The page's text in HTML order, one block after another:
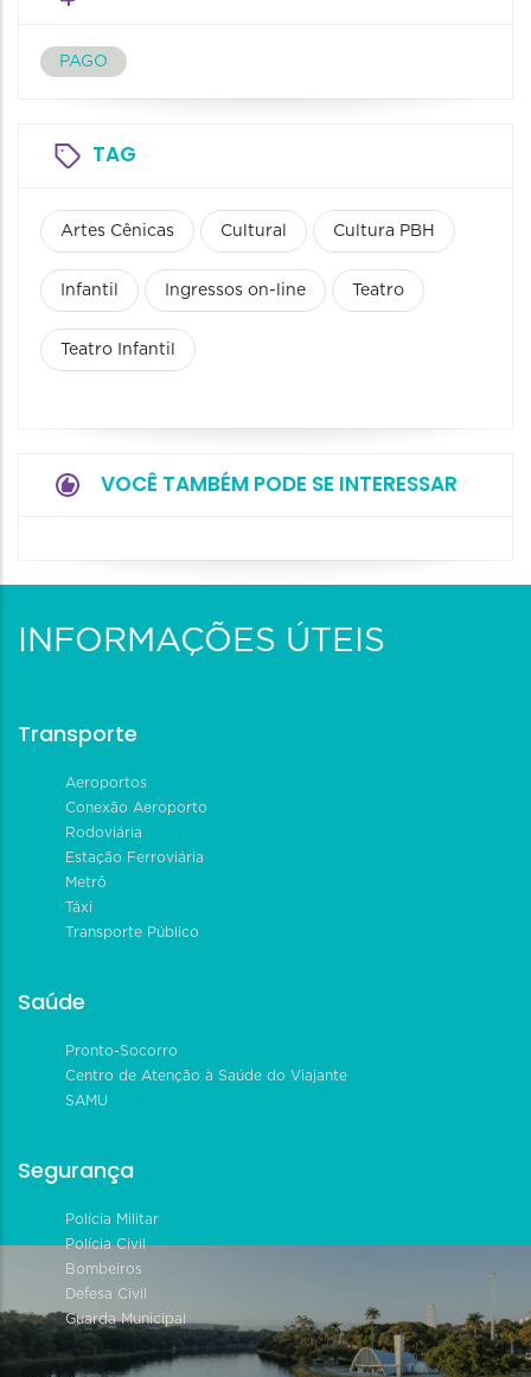
PAGO
TAG
Artes Cênicas Cultural Cultura PBH
Infantil Ingressos on-line Teatro
Teatro Infantil
VOCÊ TAMBÉM PODE SE INTERESSAR
INFORMAÇÕES ÚTEIS
Transporte
Aeroportos
Conexão Aeroporto
Rodoviária
Estação Ferroviária
Metrô
Táxi
Transporte Público
Saúde
Pronto-Socorro
Centro de Atenção à Saúde do Viajante
SAMU
Segurança
Polícia Militar
Polícia Civil
Bombeiros
Defesa Civil
Guarda Municipal